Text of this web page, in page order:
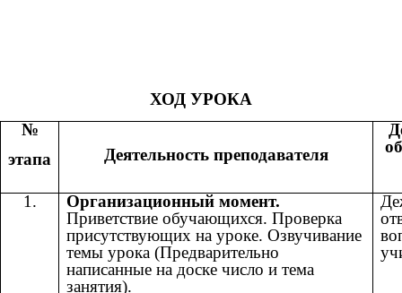
ХОД УРОКА
№
этапа
Деятельность преподавателя
1.
Организационный момент.
Приветствие обучающихся. Проверка
присутствующих на уроке. Озвучивание
темы урока (Предварительно
написанные на доске число и тема
занятия).